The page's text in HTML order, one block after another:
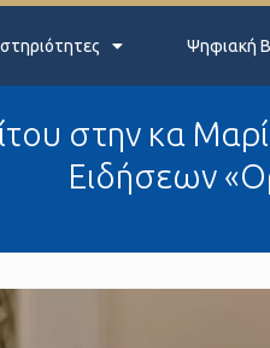
Ψηφιακή
στην κα
Ειδήσεων